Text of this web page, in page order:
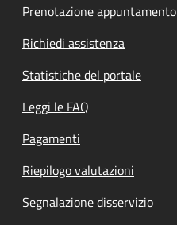
Prenotazione appuntamento
Richiedi assistenza
Statistiche del portale
Leggi le FAQ
Pagamenti
Riepilogo valutazioni
Segnalazione disservizio